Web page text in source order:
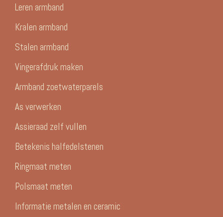
Leren armband
Kralen armband
Stalen armband
Vingerafdruk maken
Armband zoetwaterparels
As verwerken
Assieraad zelf vullen
Betekenis halfedelstenen
Ringmaat meten
Polsmaat meten
Informatie metalen en ceramic